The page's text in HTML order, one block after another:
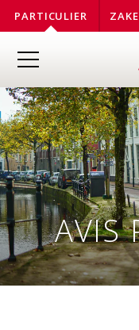
PARTICULIER
AVIS